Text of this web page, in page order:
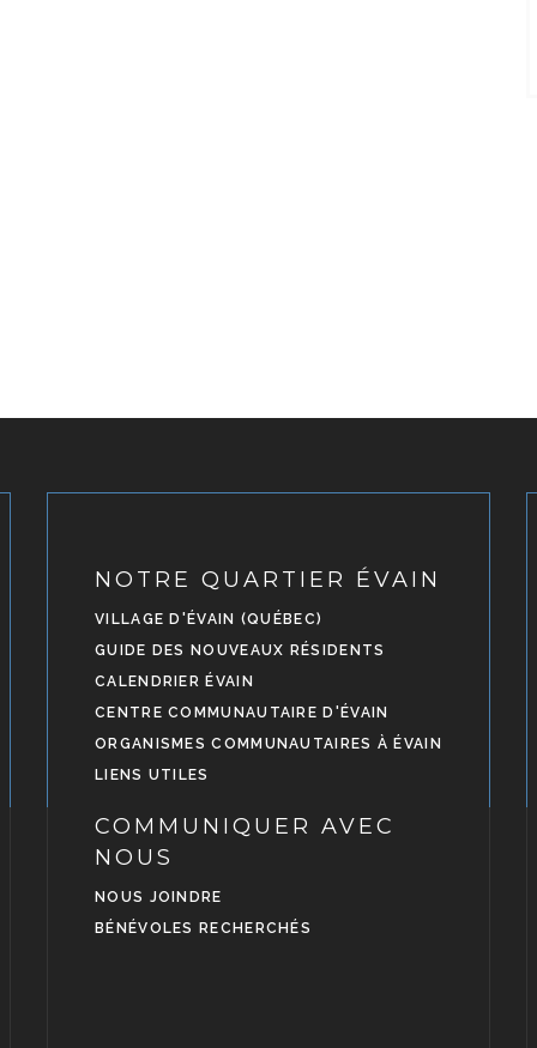
NOTRE QUARTIER ÉVAIN
VILLAGE D'ÉVAIN (QUÉBEC)
GUIDE DES NOUVEAUX RÉSIDENTS
CALENDRIER ÉVAIN
CENTRE COMMUNAUTAIRE D'ÉVAIN
ORGANISMES COMMUNAUTAIRES À ÉVAIN
LIENS UTILES
COMMUNIQUER AVEC
NOUS
NOUS JOINDRE
BÉNÉVOLES RECHERCHÉS